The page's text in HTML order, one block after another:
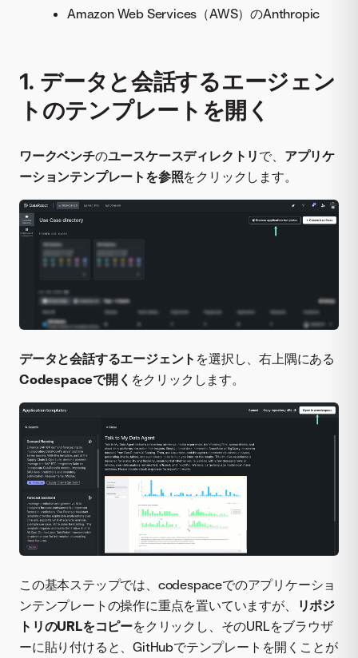
Amazon Web Services（AWS）のAnthropic
1. データと会話するエージェン
トのテンプレートを開く
ワークベンチのユースケースディレクトリ で、 アプリケ
ーションテンプレートを参照をクリックします。
データと会話するエージェント を選択し、右上隅にある
Codespaceで開く をクリックします。
この基本ステップでは、codespaceでのアプリケーショ
ンテンプレートの操作に重点を置いていますが、
リポジ
トリのURLをコピーをクリックし、そのURLをブラウザ
ーに貼り付けると、GitHubでテンプレートを開くことが